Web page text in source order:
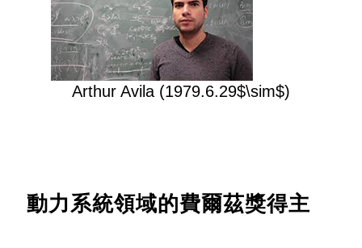
Arthur Avila (1979.6.29$\sim$)
動力系統領域的費爾茲獎得主